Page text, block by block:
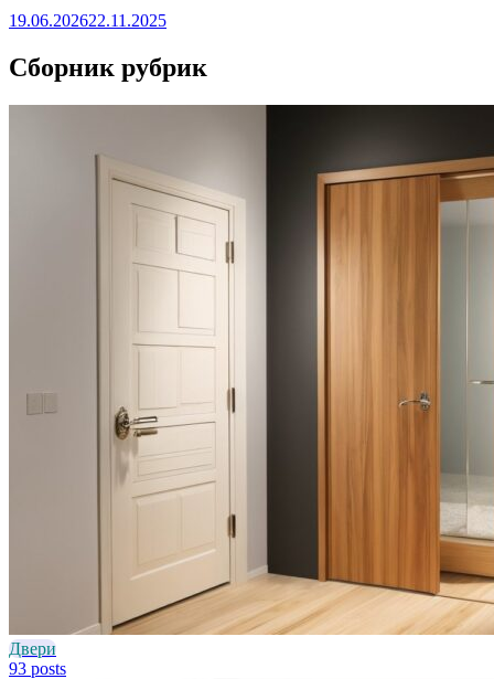
19.06.202622.11.2025
Сборник рубрик
Двери
93 posts